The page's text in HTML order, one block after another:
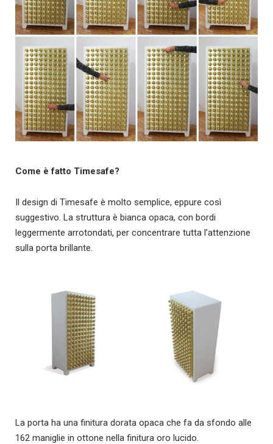
Come è fatto Timesafe?
Il design di Timesafe è molto semplice, eppure così
suggestivo. La struttura è bianca opaca, con bordi
leggermente arrotondati, per concentrare tutta l’attenzione
sulla porta brillante.
La porta ha una finitura dorata opaca che fa da sfondo alle
162 maniglie in ottone nella finitura oro lucido.